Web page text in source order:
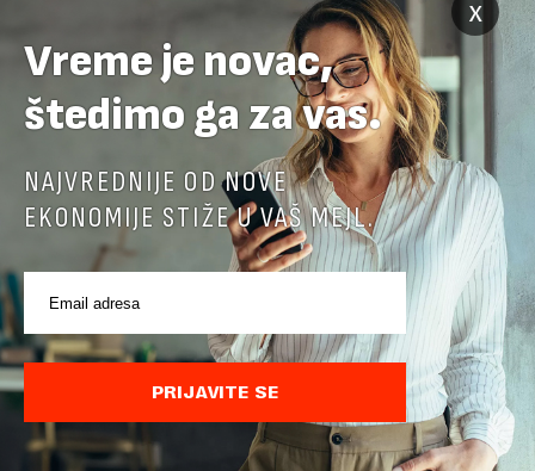
troškove, piše britanski list Gardijan.Indeks cena
Belgija najveći izvoznik piva u EU
Belgija je prošle godine izvezla u zemlje u i van EU 1,5 milijardi
x
Vreme je novac,
štedimo ga za vas.
NAJVREDNIJE OD NOVE
EKONOMIJE STIŽE U VAŠ MEJL.
PRIJAVITE SE